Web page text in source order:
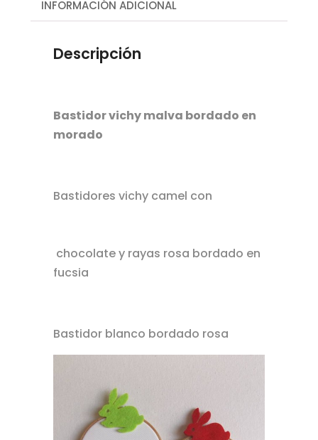
INFORMACIÓN ADICIONAL
Descripción
Bastidor vichy malva bordado en
morado
Bastidores vichy camel con
chocolate y rayas rosa bordado en
fucsia
Bastidor blanco bordado rosa